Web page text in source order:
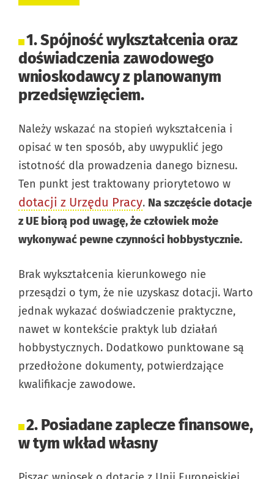
1. Spójność wykształcenia oraz
doświadczenia zawodowego
wnioskodawcy z planowanym
przedsięwzięciem.
Należy wskazać na stopień wykształcenia i
opisać w ten sposób, aby uwypuklić jego
istotność dla prowadzenia danego biznesu.
Ten punkt jest traktowany priorytetowo w
dotacji z Urzędu Pracy. Na szczęście dotacje
z UE biorą pod uwagę, że człowiek może
wykonywać pewne czynności hobbystycznie.
Brak wykształcenia kierunkowego nie
przesądzi o tym, że nie uzyskasz dotacji. Warto
jednak wykazać doświadczenie praktyczne,
nawet w kontekście praktyk lub działań
hobbystycznych. Dodatkowo punktowane są
przedłożone dokumenty, potwierdzające
kwalifikacje zawodowe.
2. Posiadane zaplecze finansowe,
w tym wkład własny